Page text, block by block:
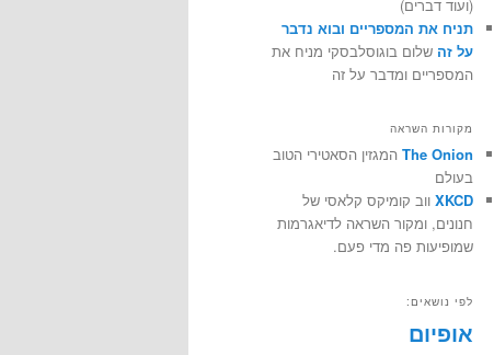
(ועוד דברים)
תניח את המספריים ובוא נדבר
על זה שלום בוגוסלבסקי מניח את
המספריים ומדבר על זה
מקורות השראה
The Onion המגזין הסאטירי הטוב
בעולם
XKCD ווב קומיקס קלאסי של
חנונים, ומקור השראה לדיאגרמות
שמופיעות פה מדי פעם.
לפי נושאים:
אופיום